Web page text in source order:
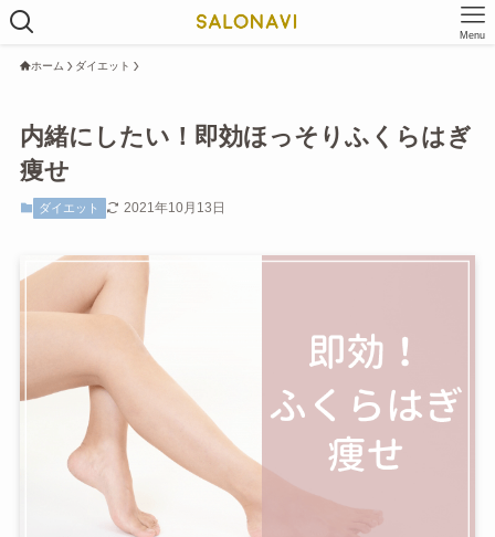
Menu
ホーム ダイエット
内緒にしたい！即効ほっそりふくらはぎ
痩せ
ダイエット 2021年10月13日